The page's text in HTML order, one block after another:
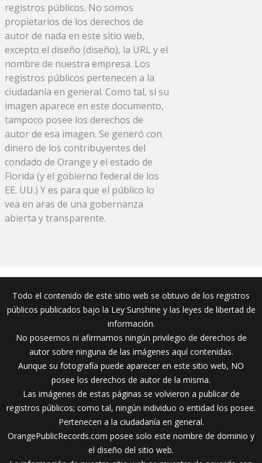
registros públicos. No somos
propietarios de los derechos de
autor de nada en este sitio web,
excepto el diseño (diseño), la URL y el
nombre de nuestra empresa. Los
registros públicos pertenecen a la
ciudadanía en general. Como tal, si su
imagen aparece en este documento,
tampoco posee los derechos de
autor de esa imagen. Se generó con
dinero de los contribuyentes del
condado de Orange y el estado de
Florida (y el gobierno federal de los
EE. UU.) Y es para que el público lo
vea en aras de una gobernanza
abierta y transparente.
Todo el contenido de este sitio web se obtuvo de los registros
públicos publicados bajo la Ley Sunshine y las leyes de libertad de
información.
No poseemos ni afirmamos ningún privilegio de derechos de
autor sobre ninguna de las imágenes aquí contenidas.
Aunque su fotografía puede aparecer en este sitio web, NO
posee los derechos de autor de la misma.
Las imágenes de estas páginas se volvieron a publicar de
registros públicos; como tal, ningún individuo o entidad los posee.
Pertenecen a la ciudadanía en general.
OrangePublicRecords.com posee solo este nombre de dominio y
el diseño del sitio web.